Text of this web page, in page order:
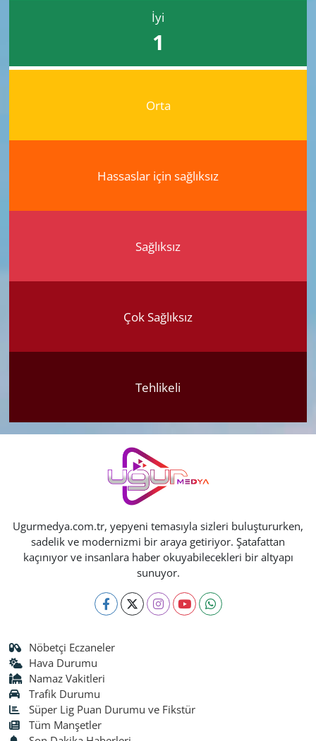
İyi
1
Orta
Hassaslar için sağlıksız
Sağlıksız
Çok Sağlıksız
Tehlikeli
Ugurmedya.com.tr, yepyeni temasıyla sizleri buluştururken,
sadelik ve modernizmi bir araya getiriyor. Şatafattan
kaçınıyor ve insanlara haber okuyabilecekleri bir altyapı
sunuyor.
Nöbetçi Eczaneler
Hava Durumu
Namaz Vakitleri
Trafik Durumu
Süper Lig Puan Durumu ve Fikstür
Tüm Manşetler